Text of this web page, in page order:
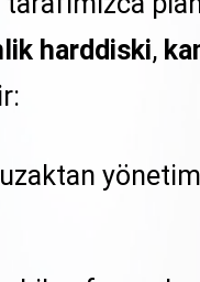
harddiski,